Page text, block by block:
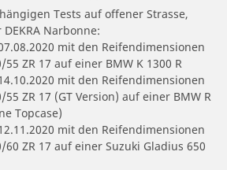
Tests auf offener Strasse,
Narbonne:
mit den Reifendimensionen
ZR 17 auf einer BMW K 1300 R
mit den Reifendimensionen
ZR 17 (GT Version) auf einer BMW R
Topcase)
mit den Reifendimensionen
60 ZR 17 auf einer Suzuki Gladius 650